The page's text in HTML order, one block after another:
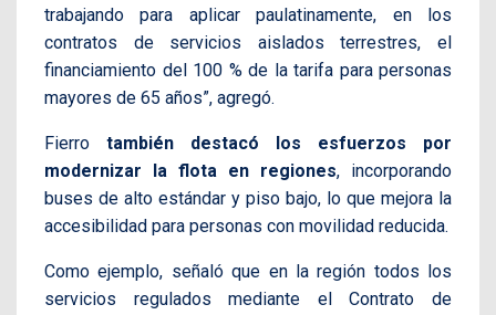
trabajando para aplicar paulatinamente, en los
contratos de servicios aislados terrestres, el
financiamiento del 100 % de la tarifa para personas
mayores de 65 años”, agregó.
Fierro también destacó los esfuerzos por
modernizar la flota en regiones, incorporando
buses de alto estándar y piso bajo, lo que mejora la
accesibilidad para personas con movilidad reducida.
Como ejemplo, señaló que en la región todos los
servicios regulados mediante el Contrato de